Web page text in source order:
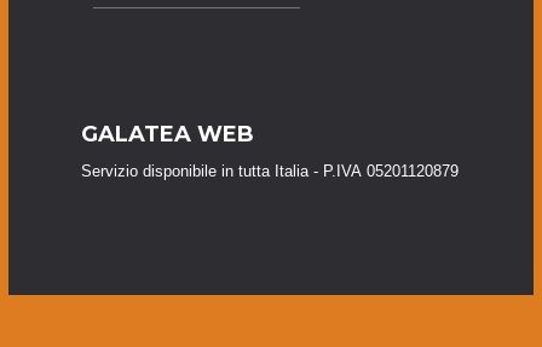
GALATEA WEB
Servizio disponibile in tutta Italia - P.IVA 05201120879